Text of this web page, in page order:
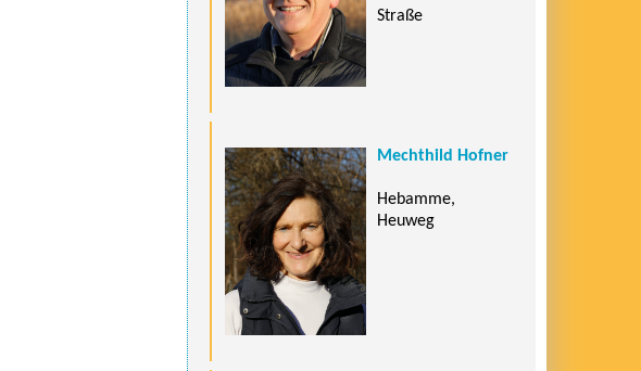
Straße
Mechthild Hofner
Hebamme,
Heuweg